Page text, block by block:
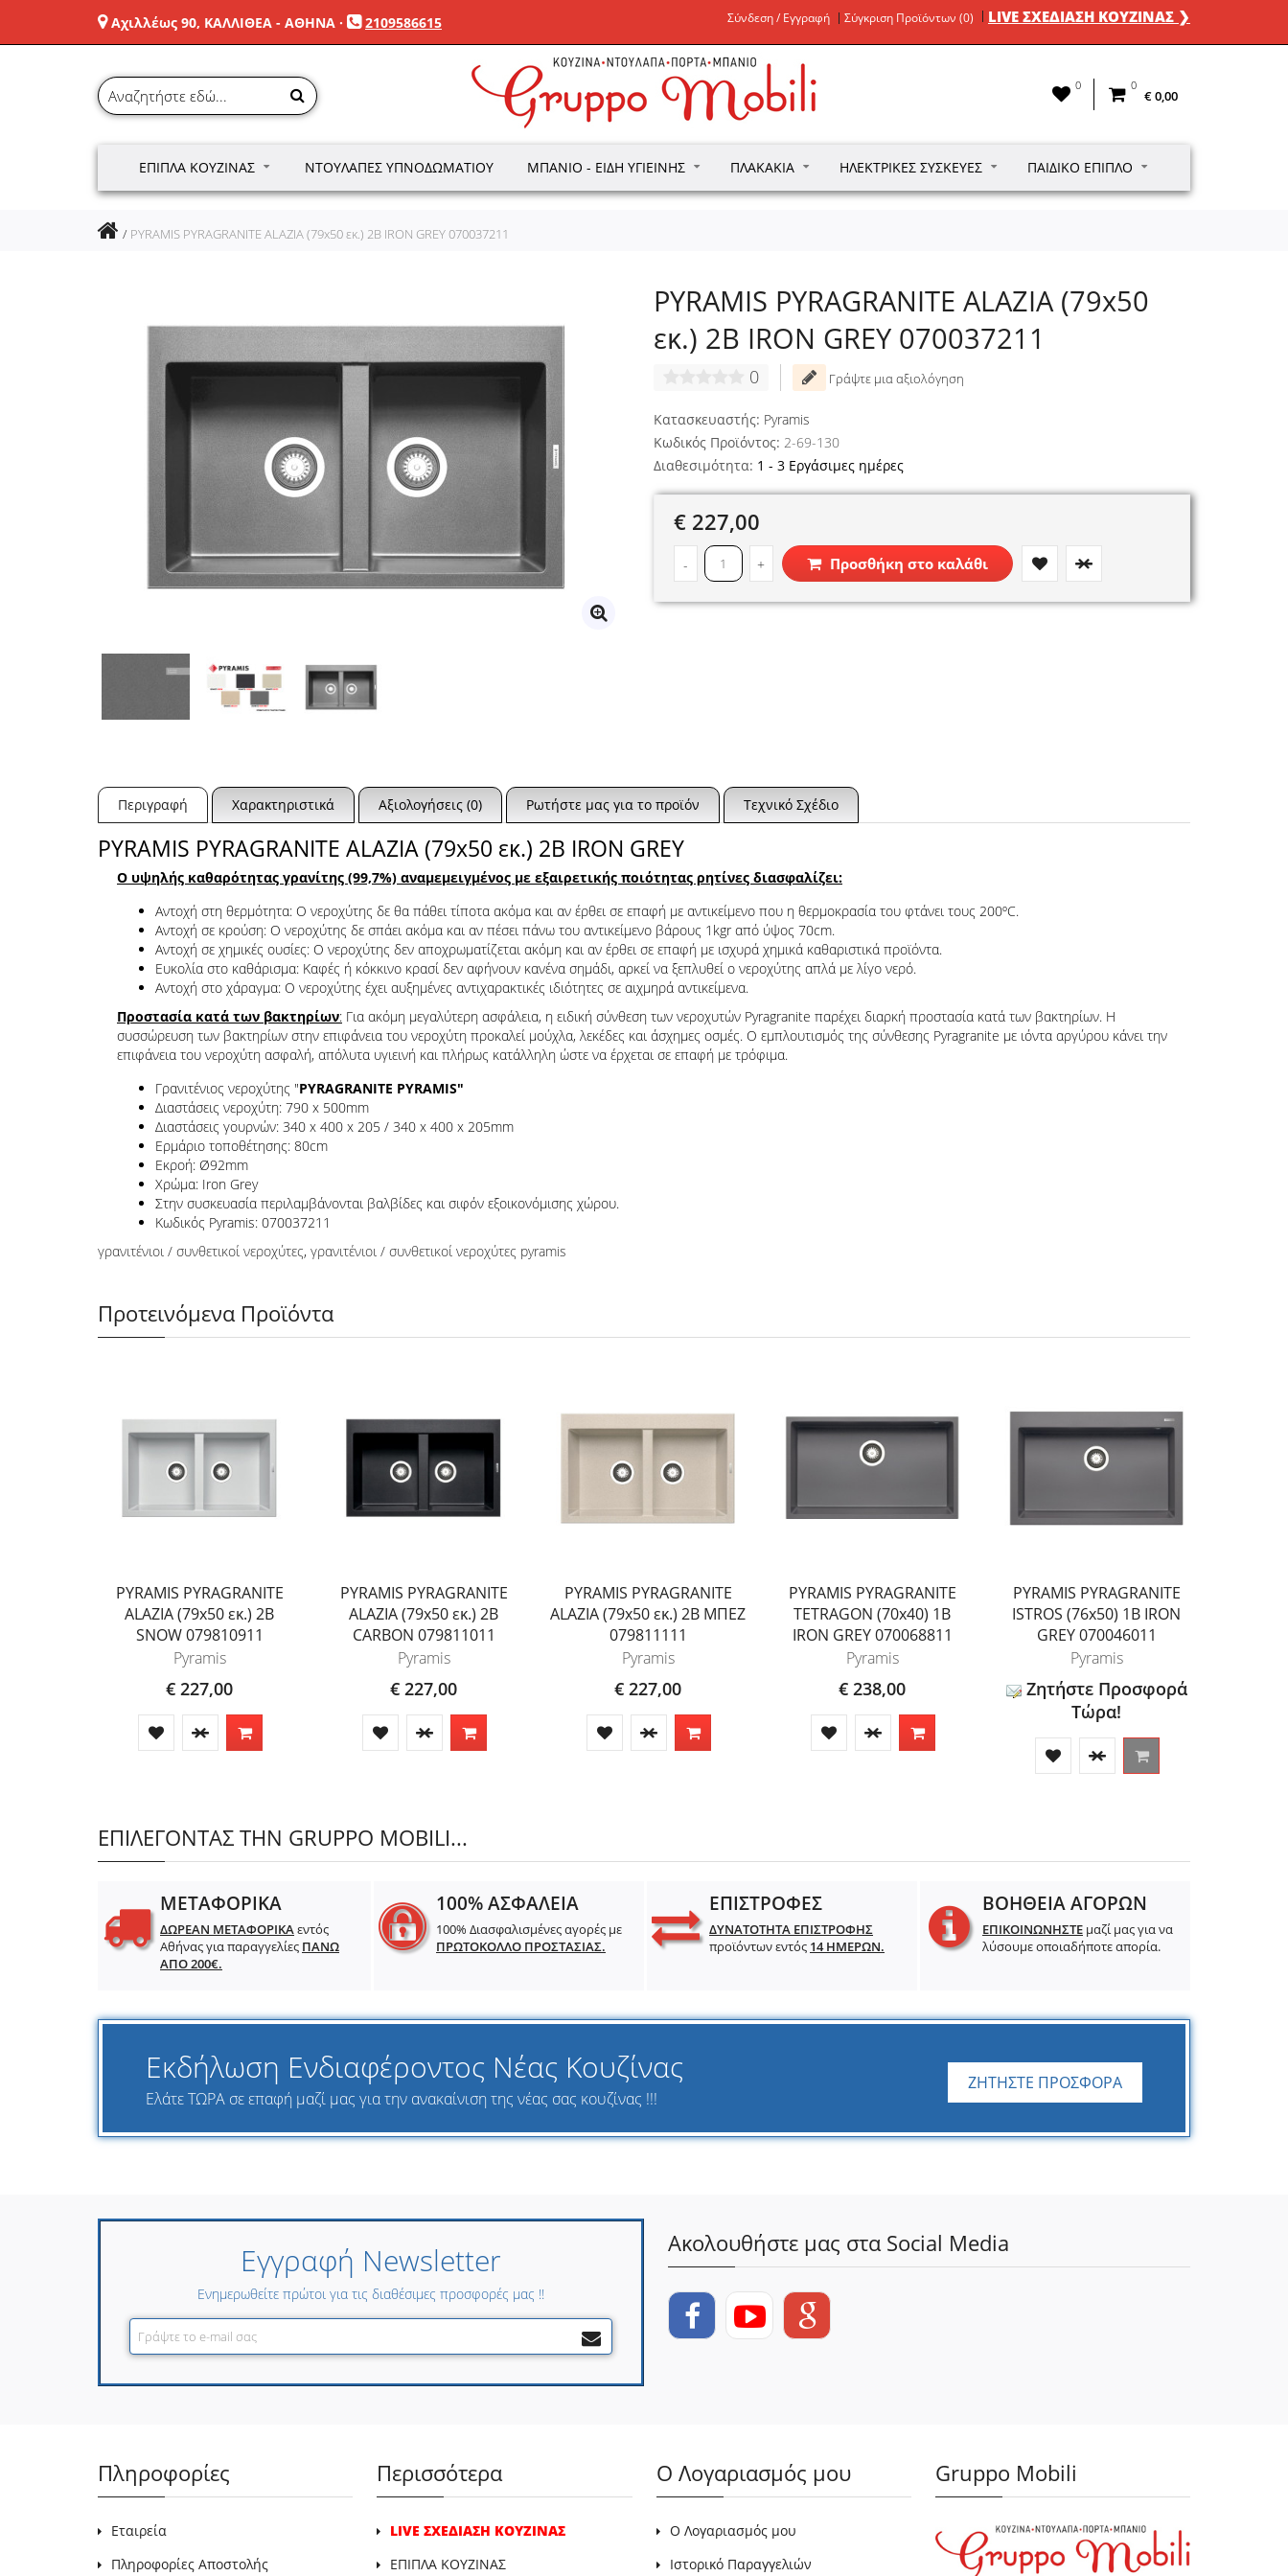
Αχιλλέως 90, ΚΑΛΛΙΘΕΑ - ΑΘΗΝΑ · 2109586615 Σύνδεση / Εγγραφή Σύγκριση Προϊόντων (0) LIVE ΣΧΕΔΙΑΣΗ ΚΟΥΖΙΝΑΣ ❯
0 0
€ 0,00
ΈΠΙΠΛΑ ΚΟΥΖΊΝΑΣ ΝΤΟΥΛΆΠΕΣ ΥΠΝΟΔΩΜΑΤΊΟΥ ΜΠΆΝΙΟ - ΕΊΔΗ ΥΓΙΕΙΝΉΣ ΠΛΑΚΆΚΙΑ ΗΛΕΚΤΡΙΚΈΣ ΣΥΣΚΕΥΈΣ ΠΑΙΔΙΚΌ ΈΠΙΠΛΟ
PYRAMIS PYRAGRANITE ALAZIA (79x50 εκ.) 2B IRON GREY 070037211
PYRAMIS PYRAGRANITE ALAZIA (79x50
εκ.) 2B IRON GREY 070037211
0 Γράψτε μια αξιολόγηση
Κατασκευαστής: Pyramis
Κωδικός Προϊόντος: 2-69-130
Διαθεσιμότητα: 1 - 3 Εργάσιμες ημέρες
€ 227,00
- + Προσθήκη στο καλάθι
Περιγραφή Χαρακτηριστικά Αξιολογήσεις (0) Ρωτήστε μας για το προϊόν Τεχνικό Σχέδιο
PYRAMIS PYRAGRANITE ALAZIA (79x50 εκ.) 2B IRON GREY
Ο υψηλής καθαρότητας γρανίτης (99,7%) αναμεμειγμένος με εξαιρετικής ποιότητας ρητίνες διασφαλίζει:
Αντοχή στη θερμότητα: Ο νεροχύτης δε θα πάθει τίποτα ακόμα και αν έρθει σε επαφή με αντικείμενο που η θερμοκρασία του φτάνει τους 200ºC.
Αντοχή σε κρούση: Ο νεροχύτης δε σπάει ακόμα και αν πέσει πάνω του αντικείμενο βάρους 1kgr από ύψος 70cm.
Αντοχή σε χημικές ουσίες: Ο νεροχύτης δεν αποχρωματίζεται ακόμη και αν έρθει σε επαφή με ισχυρά χημικά καθαριστικά προϊόντα.
Ευκολία στο καθάρισμα: Καφές ή κόκκινο κρασί δεν αφήνουν κανένα σημάδι, αρκεί να ξεπλυθεί ο νεροχύτης απλά με λίγο νερό.
Αντοχή στο χάραγμα: Ο νεροχύτης έχει αυξημένες αντιχαρακτικές ιδιότητες σε αιχμηρά αντικείμενα.
Προστασία κατά των βακτηρίων: Για ακόμη μεγαλύτερη ασφάλεια, η ειδική σύνθεση των νεροχυτών Pyragranite παρέχει διαρκή προστασία κατά των βακτηρίων. Η
συσσώρευση των βακτηρίων στην επιφάνεια του νεροχύτη προκαλεί μούχλα, λεκέδες και άσχημες οσμές. Ο εμπλουτισμός της σύνθεσης Pyragranite με ιόντα αργύρου κάνει την
επιφάνεια του νεροχύτη ασφαλή, απόλυτα υγιεινή και πλήρως κατάλληλη ώστε να έρχεται σε επαφή με τρόφιμα.
Γρανιτένιος νεροχύτης "PYRAGRANITE PYRAMIS"
Διαστάσεις νεροχύτη: 790 x 500mm
Διαστάσεις γουρνών: 340 x 400 x 205 / 340 x 400 x 205mm
Ερμάριο τοποθέτησης: 80cm
Εκροή: Ø92mm
Χρώμα: Iron Grey
Στην συσκευασία περιλαμβάνονται βαλβίδες και σιφόν εξοικονόμισης χώρου.
Κωδικός Pyramis: 070037211
γρανιτένιοι / συνθετικοί νεροχύτες, γρανιτένιοι / συνθετικοί νεροχύτες pyramis
Προτεινόμενα Προϊόντα
PYRAMIS PYRAGRANITE
ALAZIA (79x50 εκ.) 2B
SNOW 079810911
Pyramis
€ 227,00
PYRAMIS PYRAGRANITE
ALAZIA (79x50 εκ.) 2B
CARBON 079811011
Pyramis
€ 227,00
PYRAMIS PYRAGRANITE
ALAZIA (79x50 εκ.) 2B ΜΠΕΖ
079811111
Pyramis
€ 227,00
PYRAMIS PYRAGRANITE
TETRAGON (70x40) 1B
IRON GREY 070068811
Pyramis
€ 238,00
PYRAMIS PYRAGRANITE
ISTROS (76x50) 1B IRON
GREY 070046011
Pyramis
Ζητήστε Προσφορά
Τώρα!
ΕΠΙΛΕΓΟΝΤΑΣ ΤΗΝ GRUPPO MOBILI...
ΜΕΤΑΦΟΡΙΚΑ
ΔΩΡΕΑΝ ΜΕΤΑΦΟΡΙΚΑεντός
Αθήνας για παραγγελίες ΠΑΝΩ
ΑΠΟ 200€.
100% ΑΣΦΑΛΕΙΑ
100% Διασφαλισμένες αγορές με
ΠΡΩΤΟΚΟΛΛΟ ΠΡΟΣΤΑΣΙΑΣ.
ΕΠΙΣΤΡΟΦΕΣ
ΔΥΝΑΤΟΤΗΤΑ ΕΠΙΣΤΡΟΦΗΣ
προϊόντων εντός 14 ΗΜΕΡΩΝ.
ΒΟΗΘΕΙΑ ΑΓΟΡΩΝ
ΕΠΙΚΟΙΝΩΝΗΣΤΕ μαζί μας για να
λύσουμε οποιαδήποτε απορία.
Εκδήλωση Ενδιαφέροντος Νέας Κουζίνας
Ελάτε ΤΩΡΑ σε επαφή μαζί μας για την ανακαίνιση της νέας σας κουζίνας !!!
ΖΗΤΗΣΤΕ ΠΡΟΣΦΟΡΑ
Εγγραφή Newsletter
Ενημερωθείτε πρώτοι για τις διαθέσιμες προσφορές μας !!
Ακολουθήστε μας στα Social Media
Πληροφορίες
Εταιρεία
Πληροφορίες Αποστολής
Περισσότερα
LIVE ΣΧΕΔΙΑΣΗ ΚΟΥΖΙΝΑΣ
ΕΠΙΠΛΑ ΚΟΥΖΙΝΑΣ
Ο Λογαριασμός μου
Ο Λογαριασμός μου
Ιστορικό Παραγγελιών
Gruppo Mobili